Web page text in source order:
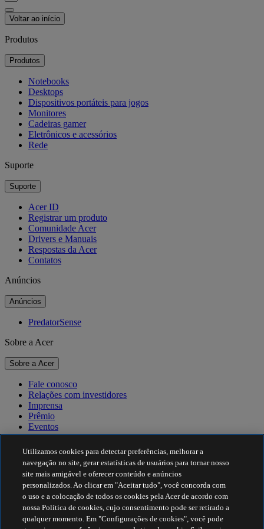
Voltar ao início
Produtos
Produtos
Notebooks
Desktops
Dispositivos portáteis para jogos
Monitores
Cadeiras gamer
Eletrônicos e acessórios
Rede
Suporte
Suporte
Acer ID
Registrar um produto
Comunidade Acer
Drivers e Manuais
Respostas da Acer
Contatos
Anúncios
Anúncios
PredatorSense
Sobre a Acer
Sobre a Acer
Fale conosco
Relações com investidores
Imprensa
Prêmio
Eventos
Sustentabilidade
Sustentabilidade
Responsabilidade social corporativa
Pegada de carbono do produto
Project Humanity
Earthion
Utilizamos cookies para detectar preferências, melhorar a
navegação no site, gerar estatísticas de usuários para tornar nosso
site mais amigável e oferecer conteúdo e anúncios
personalizados. Ao clicar em "Aceitar tudo", você concorda com
o uso e a colocação de todos os cookies pela Acer de acordo com
nossa Política de cookies, cujo consentimento pode ser retirado a
qualquer momento. Em "Configurações de cookies", você pode